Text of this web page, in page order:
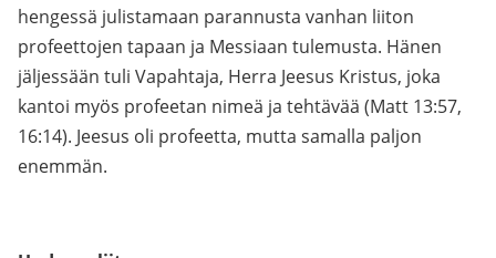
hengessä julistamaan parannusta vanhan liiton
profeettojen tapaan ja Messiaan tulemusta. Hänen
jäljessään tuli Vapahtaja, Herra Jeesus Kristus, joka
kantoi myös profeetan nimeä ja tehtävää (Matt 13:57,
16:14). Jeesus oli profeetta, mutta samalla paljon
enemmän.